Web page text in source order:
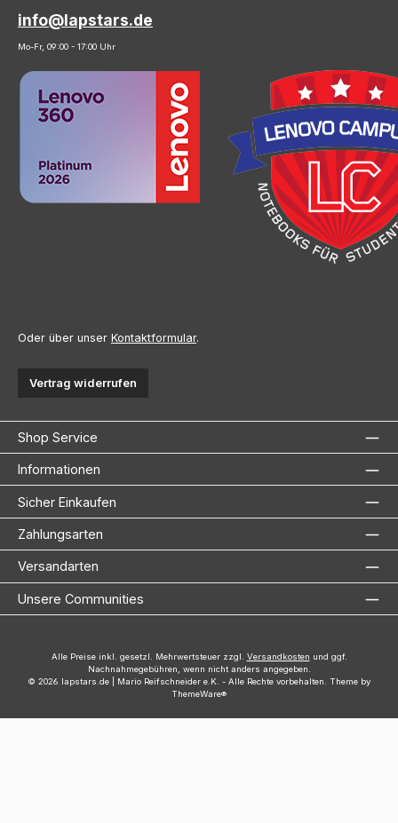
info@lapstars.de
Mo-Fr, 09:00 - 17:00 Uhr
Oder über unser Kontaktformular.
Vertrag widerrufen
Shop Service
Informationen
Sicher Einkaufen
Zahlungsarten
Versandarten
Unsere Communities
Alle Preise inkl. gesetzl. Mehrwertsteuer zzgl. Versandkosten und ggf.
Nachnahmegebühren, wenn nicht anders angegeben.
© 2026 lapstars.de | Mario Reifschneider e.K. - Alle Rechte vorbehalten. Theme by
ThemeWare®